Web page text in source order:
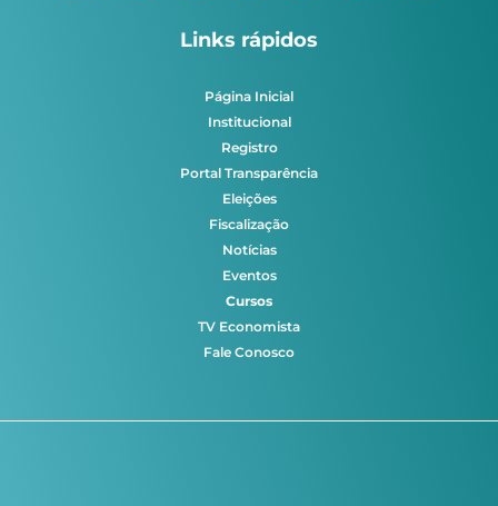
Links rápidos
Página Inicial
Institucional
Registro
Portal Transparência
Eleições
Fiscalização
Notícias
Eventos
Cursos
TV Economista
Fale Conosco